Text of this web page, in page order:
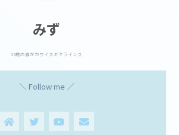
みず
23歳の猫がカワイスギクライシス
＼ Follow me ／